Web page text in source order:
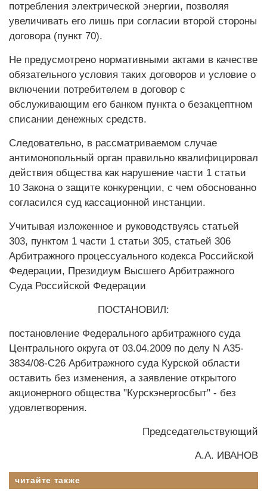
потребления электрической энергии, позволяя
увеличивать его лишь при согласии второй стороны
договора (пункт 70).
Не предусмотрено нормативными актами в качестве
обязательного условия таких договоров и условие о
включении потребителем в договор с
обслуживающим его банком пункта о безакцептном
списании денежных средств.
Следовательно, в рассматриваемом случае
антимонопольный орган правильно квалифицировал
действия общества как нарушение части 1 статьи
10 Закона о защите конкуренции, с чем обоснованно
согласился суд кассационной инстанции.
Учитывая изложенное и руководствуясь статьей
303, пунктом 1 части 1 статьи 305, статьей 306
Арбитражного процессуального кодекса Российской
Федерации, Президиум Высшего Арбитражного
Суда Российской Федерации
ПОСТАНОВИЛ:
постановление Федерального арбитражного суда
Центрального округа от 03.04.2009 по делу N А35-
3834/08-С26 Арбитражного суда Курской области
оставить без изменения, а заявление открытого
акционерного общества "Курскэнергосбыт" - без
удовлетворения.
Председательствующий
А.А. ИВАНОВ
читайте также